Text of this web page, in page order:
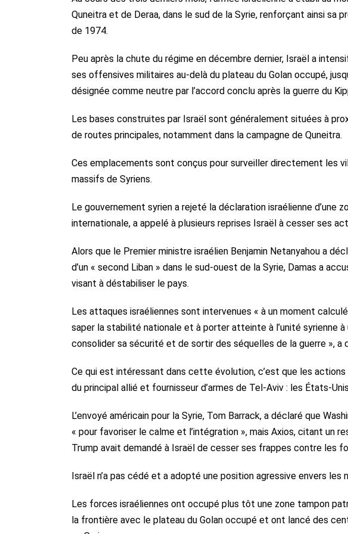
Quneitra et de Deraa, dans le sud de la Syrie, renforçant ainsi sa
de 1974.
Peu après la chute du régime en décembre dernier, Israël a
ses offensives militaires au-delà du plateau du Golan occupé,
désignée comme neutre par l’accord conclu après la guerre du
Les bases construites par Israël sont généralement situées à
de routes principales, notamment dans la campagne de Quneitra.
Ces emplacements sont conçus pour surveiller directement les
massifs de Syriens.
Le gouvernement syrien a rejeté la déclaration israélienne d’une
internationale, a appelé à plusieurs reprises Israël à cesser ses
Alors que le Premier ministre israélien Benjamin Netanyahou a
d’un « second Liban » dans le sud-ouest de la Syrie, Damas a
visant à déstabiliser le pays.
Les attaques israéliennes sont intervenues « à un moment
saper la stabilité nationale et à porter atteinte à l’unité syrienne
consolider sa sécurité et de sortir des séquelles de la guerre »,
Ce qui est intéressant dans cette évolution, c’est que les
du principal allié et fournisseur d’armes de Tel-Aviv : les États-
L’envoyé américain pour la Syrie, Tom Barrack, a déclaré que
« pour favoriser le calme et l’intégration », mais Axios, citant un
Trump avait demandé à Israël de cesser ses frappes contre les
Israël n’a pas cédé et a adopté une position agressive envers les
Les forces israéliennes ont occupé plus tôt une zone tampon
la frontière avec le plateau du Golan occupé et ont lancé des